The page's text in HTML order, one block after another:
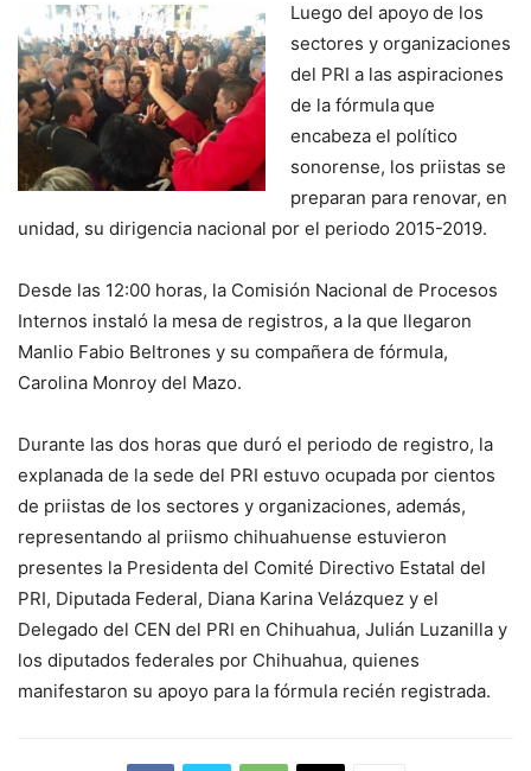
Luego del apoyo de los
sectores y organizaciones
del PRI a las aspiraciones
de la fórmulaque
encabeza el político
sonorense, los priistas se
preparan para renovar, en
unidad, su dirigencia nacional por el periodo 2015-2019.
Desde las 12:00 horas, la Comisión Nacional de Procesos
Internos instaló la mesa de registros, a la que llegaron
Manlio Fabio Beltrones y su compañera de fórmula,
Carolina Monroy del Mazo.
Durante las dos horas que duró el periodo de registro, la
explanada de la sede del PRI estuvo ocupada por cientos
de priistas de los sectores y organizaciones, además,
representando al priismo chihuahuense estuvieron
presentes la Presidenta del Comité Directivo Estatal del
PRI, Diputada Federal, Diana Karina Velázquez y el
Delegado del CEN del PRI en Chihuahua, Julián Luzanilla y
los diputados federales por Chihuahua, quienes
manifestaron su apoyo para la fórmula recién registrada.